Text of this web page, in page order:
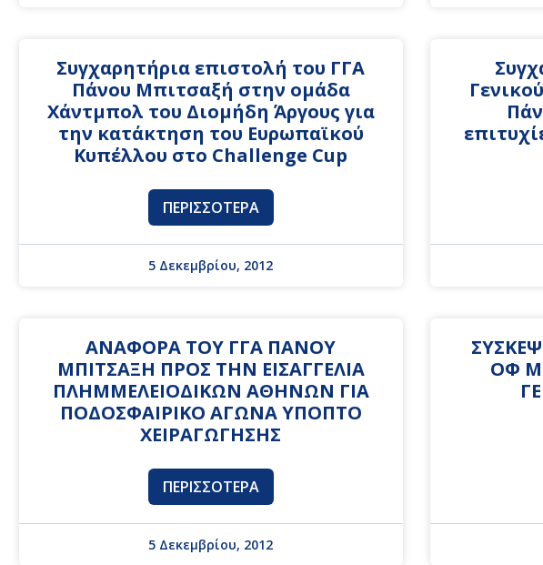
Συγχαρητήρια επιστολή του ΓΓΑ
Πάνου Μπιτσαξή στην ομάδα
Χάντμπολ του Διομήδη Άργους για
την κατάκτηση του Ευρωπαϊκού
Κυπέλλου στο Challenge Cup
ΠΕΡΙΣΣΌΤΕΡΑ
5 Δεκεμβρίου, 2012
ΑΝΑΦΟΡΑ ΤΟΥ ΓΓΑ ΠΑΝΟΥ
ΜΠΙΤΣΑΞΗ ΠΡΟΣ ΤΗΝ ΕΙΣΑΓΓΕΛΙΑ
ΠΛΗΜΜΕΛΕΙΟΔΙΚΩΝ ΑΘΗΝΩΝ ΓΙΑ
ΠΟΔΟΣΦΑΙΡΙΚΟ ΑΓΩΝΑ ΥΠΟΠΤΟ
ΧΕΙΡΑΓΩΓΗΣΗΣ
ΠΕΡΙΣΣΌΤΕΡΑ
5 Δεκεμβρίου, 2012
ΟΦ